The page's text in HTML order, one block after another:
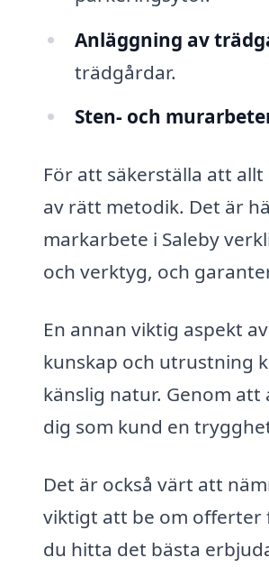
Anläggning av
trädgårdar.
Sten- och
För att säkerställa att
av rätt metodik. Det är
markarbete i Saleby
och verktyg, och
En annan viktig aspekt
kunskap och utrustning
känslig natur. Genom
dig som kund en
Det är också värt att
viktigt att be om offerter
du hitta det bästa